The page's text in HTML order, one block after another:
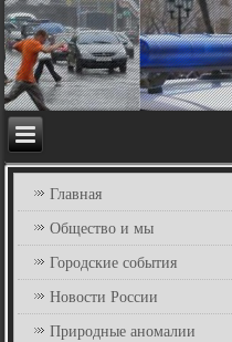
Главная
Общество и мы
Городские события
Новости России
Природные аномалии